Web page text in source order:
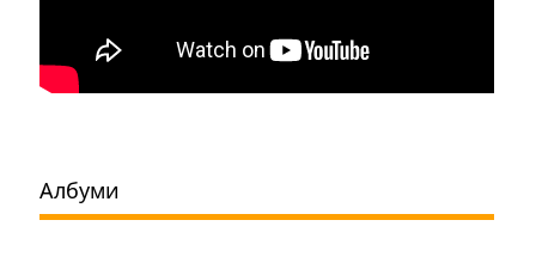
Албуми